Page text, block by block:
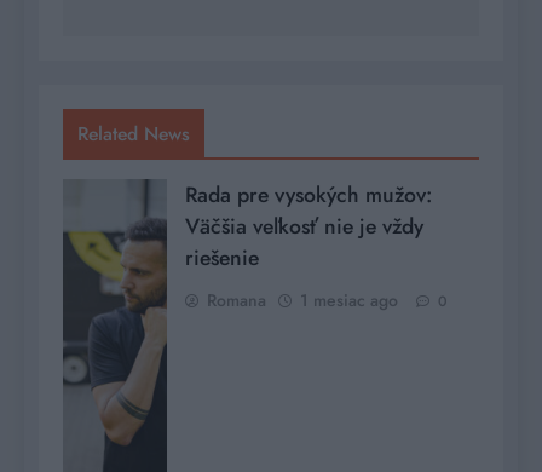
Related News
Rada pre vysokých mužov:
Väčšia veľkosť nie je vždy
riešenie
Romana 1 mesiac ago 0